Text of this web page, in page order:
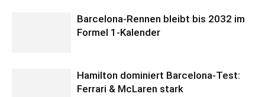
Barcelona-Rennen bleibt bis 2032 im
Formel 1-Kalender
Hamilton dominiert Barcelona-Test:
Ferrari & McLaren stark